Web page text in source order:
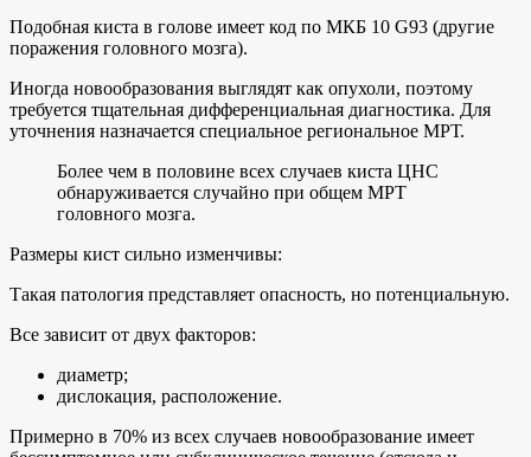
Подобная киста в голове имеет код по МКБ 10 G93 (другие
поражения головного мозга).
Иногда новообразования выглядят как опухоли, поэтому
требуется тщательная дифференциальная диагностика. Для
уточнения назначается специальное региональное МРТ.
Более чем в половине всех случаев киста ЦНС
обнаруживается случайно при общем МРТ
головного мозга.
Размеры кист сильно изменчивы:
Такая патология представляет опасность, но потенциальную.
Все зависит от двух факторов:
диаметр;
дислокация, расположение.
Примерно в 70% из всех случаев новообразование имеет